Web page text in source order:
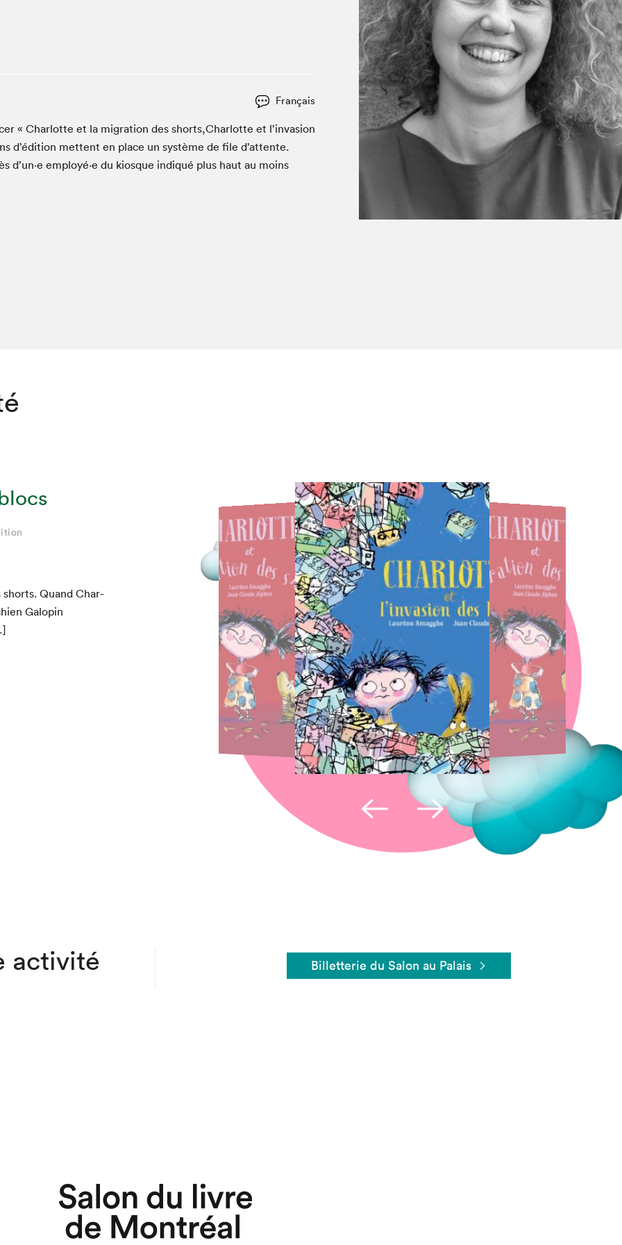
Liseur Public
Matinées scolaires Hydro-Québec
Narra
À propos du Salon
Liste des exposant·e·s
Liste des auteur·rice·s
Français
« Char­lotte et la migra­tion des shorts,Charlotte et l’in­va­sion
d’édi­tion met­tent en place un sys­tème de file d’at­tente.
d’un·e employé·e du kiosque indiqué plus haut au moins
Quand Char­
Galopin
activité Billetterie du Salon au Palais